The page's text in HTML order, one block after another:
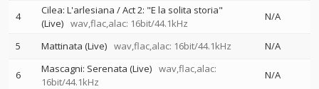
4
Cilea: L'arlesiana / Act 2: "E la solita storia"
(Live) wav,flac,alac: 16bit/44.1kHz
N/A
5 Mattinata (Live) wav,flac,alac: 16bit/44.1kHz N/A
6 Mascagni: Serenata (Live) wav,flac,alac:
16bit/44.1kHz
N/A